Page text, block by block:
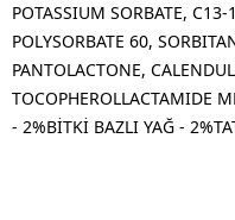
POTASSIUM SORBATE,
POLYSORBATE 60,
PANTOLACTONE,
TOCOPHEROLLACTAMIDE
- 2%BİTKİ BAZLI YAĞ -